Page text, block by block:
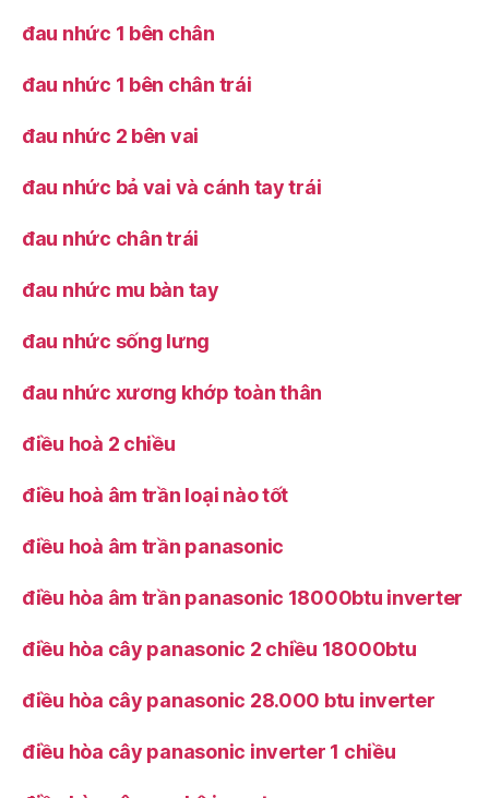
đau nhức 1 bên chân
đau nhức 1 bên chân trái
đau nhức 2 bên vai
đau nhức bả vai và cánh tay trái
đau nhức chân trái
đau nhức mu bàn tay
đau nhức sống lưng
đau nhức xương khớp toàn thân
điều hoà 2 chiều
điều hoà âm trần loại nào tốt
điều hoà âm trần panasonic
điều hòa âm trần panasonic 18000btu inverter
điều hòa cây panasonic 2 chiều 18000btu
điều hòa cây panasonic 28.000 btu inverter
điều hòa cây panasonic inverter 1 chiều